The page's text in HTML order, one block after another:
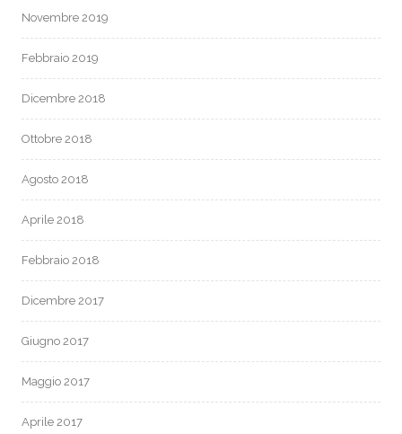
Novembre 2019
Febbraio 2019
Dicembre 2018
Ottobre 2018
Agosto 2018
Aprile 2018
Febbraio 2018
Dicembre 2017
Giugno 2017
Maggio 2017
Aprile 2017